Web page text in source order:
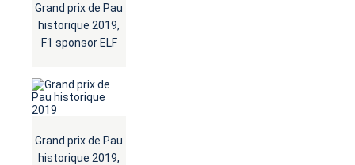
Grand prix de Pau
historique 2019,
F1 sponsor ELF
Grand prix de Pau
historique 2019,